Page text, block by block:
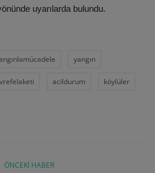
uyarılarda bulundu.
yangın
acildurum köylüler
ÖNCEKI HABER